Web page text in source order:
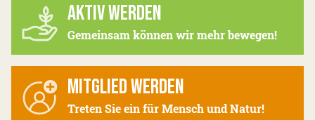
AKTIV WERDEN
Gemeinsam können wir mehr bewegen!
MITGLIED WERDEN
Treten Sie ein für Mensch und Natur!